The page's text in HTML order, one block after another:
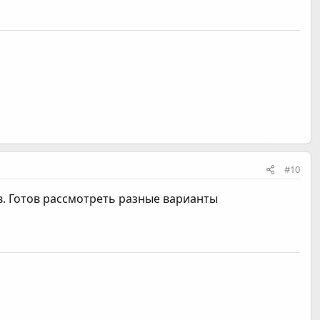
#10
Готов рассмотреть разные варианты